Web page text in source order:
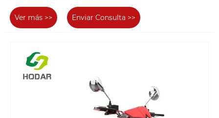
Ver más >> Enviar Consulta >>